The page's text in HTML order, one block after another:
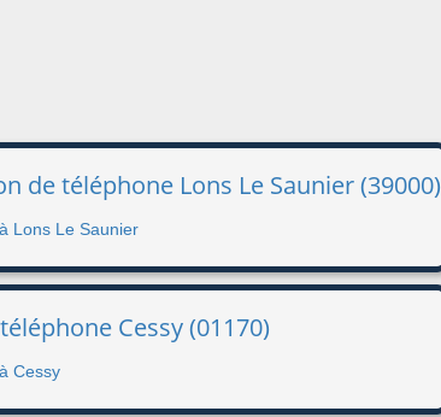
de téléphone Lons Le Saunier (39000)
Lons Le Saunier
Cessy (01170)
Cessy